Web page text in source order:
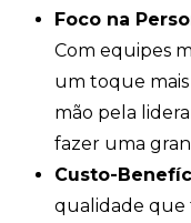
Foco na
Com equipes
um toque mais
mão pela
fazer uma
Custo-
qualidade que